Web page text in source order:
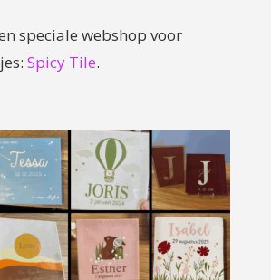
speciale webshop voor
Spicy Tile.